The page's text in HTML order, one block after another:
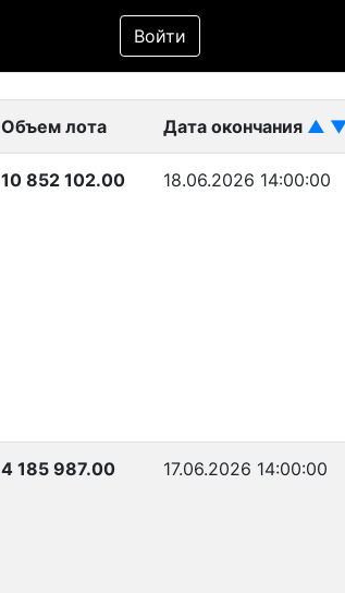
Войти
Фильтр
Объем лота Дата окончания ▲
10 852 102.00 18.06.2026 14:00:00
4 185 987.00 17.06.2026 14:00:00